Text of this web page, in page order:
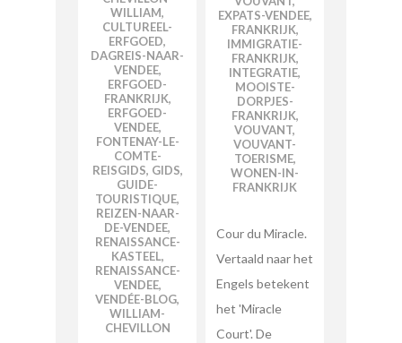
EXPATS-VENDEE,
FRANKRIJK,
IMMIGRATIE-
FRANKRIJK,
INTEGRATIE,
MOOISTE-
DORPJES-
FRANKRIJK,
VOUVANT,
VOUVANT-
TOERISME,
WONEN-IN-
FRANKRIJK
Cour du Miracle.
Vertaald naar het
Engels betekent
het 'Miracle
Court'. De
WILLIAM,
CULTUREEL-
ERFGOED,
DAGREIS-NAAR-
VENDEE,
ERFGOED-
FRANKRIJK,
ERFGOED-
VENDEE,
FONTENAY-LE-
COMTE-
REISGIDS, GIDS,
GUIDE-
TOURISTIQUE,
REIZEN-NAAR-
DE-VENDEE,
RENAISSANCE-
KASTEEL,
RENAISSANCE-
VENDEE,
VENDÉE-BLOG,
WILLIAM-
CHEVILLON